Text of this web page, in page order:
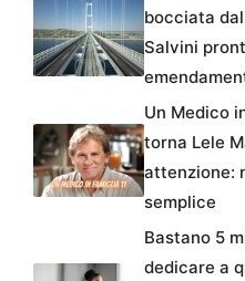
bocciata
Salvini
Un Medico
torna Lele
attenzione:
semplice
Bastano 5
dedicare a